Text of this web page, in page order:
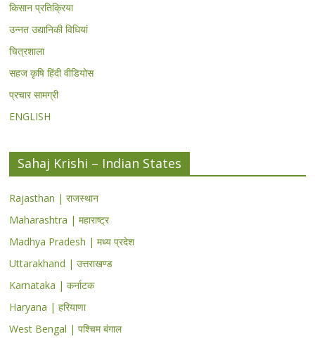
किसान प्रतिक्रिया
उन्नत उद्यानिकी विधियां
चित्रशाला
सहज कृषि हिंदी वीडियोस
प्रचार सामग्री
ENGLISH
Sahaj Krishi – Indian States
Rajasthan | राजस्थान
Maharashtra | महाराष्ट्र
Madhya Pradesh | मध्य प्रदेश
Uttarakhand | उत्तराखण्ड
Karnataka | कर्नाटक
Haryana | हरियाणा
West Bengal | पश्चिम बंगाल